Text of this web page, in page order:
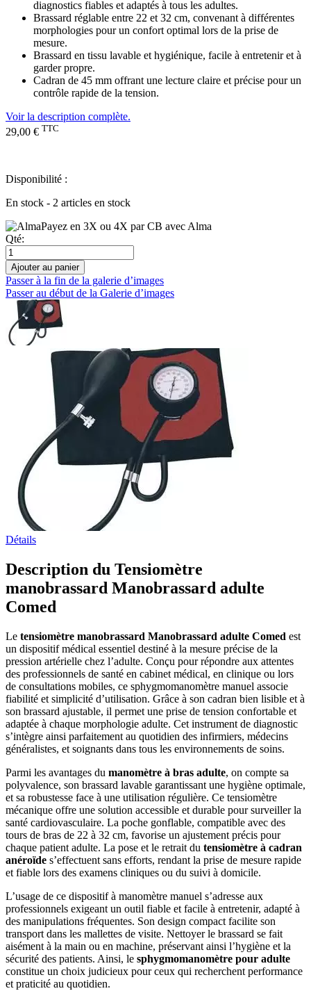
diagnostics fiables et adaptés à tous les adultes.
Brassard réglable entre 22 et 32 cm, convenant à différentes
morphologies pour un confort optimal lors de la prise de
mesure.
Brassard en tissu lavable et hygiénique, facile à entretenir et à
garder propre.
Cadran de 45 mm offrant une lecture claire et précise pour un
contrôle rapide de la tension.
Voir la description complète.
29,00 € TTC
Disponibilité :
En stock - 2 articles en stock
Payez en 3X ou 4X par CB avec Alma
Qté:
Ajouter au panier
Passer à la fin de la galerie d’images
Passer au début de la Galerie d’images
Détails
Description du Tensiomètre
manobrassard Manobrassard adulte
Comed
Le tensiomètre manobrassard Manobrassard adulte Comed est
un dispositif médical essentiel destiné à la mesure précise de la
pression artérielle chez l’adulte. Conçu pour répondre aux attentes
des professionnels de santé en cabinet médical, en clinique ou lors
de consultations mobiles, ce sphygmomanomètre manuel associe
fiabilité et simplicité d’utilisation. Grâce à son cadran bien lisible et à
son brassard ajustable, il permet une prise de tension confortable et
adaptée à chaque morphologie adulte. Cet instrument de diagnostic
s’intègre ainsi parfaitement au quotidien des infirmiers, médecins
généralistes, et soignants dans tous les environnements de soins.
Parmi les avantages du manomètre à bras adulte, on compte sa
polyvalence, son brassard lavable garantissant une hygiène optimale,
et sa robustesse face à une utilisation régulière. Ce tensiomètre
mécanique offre une solution accessible et durable pour surveiller la
santé cardiovasculaire. La poche gonflable, compatible avec des
tours de bras de 22 à 32 cm, favorise un ajustement précis pour
chaque patient adulte. La pose et le retrait du tensiomètre à cadran
anéroïde s’effectuent sans efforts, rendant la prise de mesure rapide
et fiable lors des examens cliniques ou du suivi à domicile.
L’usage de ce dispositif à manomètre manuel s’adresse aux
professionnels exigeant un outil fiable et facile à entretenir, adapté à
des manipulations fréquentes. Son design compact facilite son
transport dans les mallettes de visite. Nettoyer le brassard se fait
aisément à la main ou en machine, préservant ainsi l’hygiène et la
sécurité des patients. Ainsi, le sphygmomanomètre pour adulte
constitue un choix judicieux pour ceux qui recherchent performance
et praticité au quotidien.